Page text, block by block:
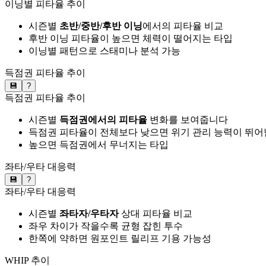
이닝별 피타율 추이
시즌별 초반/중반/후반 이닝에서의 피타율 비교
후반 이닝 피타율이 높으면 체력이 떨어지는 타입
이닝별 패턴으로 스태미나 분석 가능
득점권 피타율 추이
💾 ?
득점권 피타율 추이
시즌별 득점권에서의 피타율 변화를 보여줍니다
득점권 피타율이 전체보다 낮으면 위기 관리 능력이 뛰어
높으면 득점권에서 무너지는 타입
좌타/우타 대응력
💾 ?
좌타/우타 대응력
시즌별 좌타자/우타자상대 피타율 비교
좌우 차이가 작을수록 균형 잡힌 투수
한쪽에 약하면 원포인트 릴리프 기용 가능성
WHIP 추이